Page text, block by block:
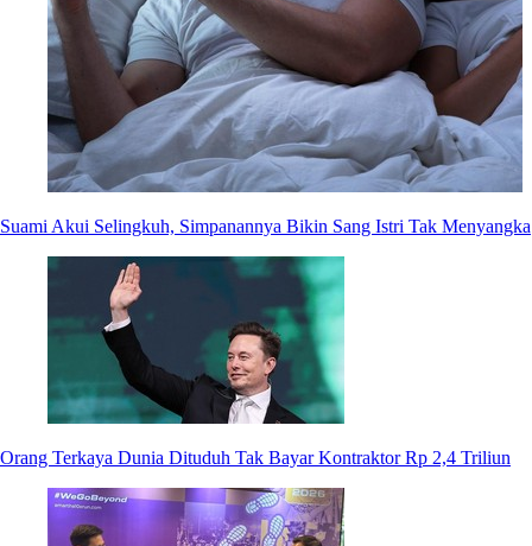
Suami Akui Selingkuh, Simpanannya Bikin Sang Istri Tak Menyangka
Orang Terkaya Dunia Dituduh Tak Bayar Kontraktor Rp 2,4 Triliun